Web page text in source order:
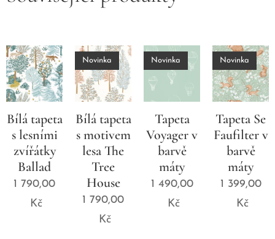
Bílá tapeta
s lesními
zvířátky
Ballad
1 790,00
Kč
Bílá tapeta
s motivem
lesa The
Tree
House
Novinka
1 790,00
Kč
Tapeta
Voyager v
barvě
máty
Novinka
1 490,00
Kč
Tapeta Se
Faufilter v
barvě
máty
Novinka
1 399,00
Kč